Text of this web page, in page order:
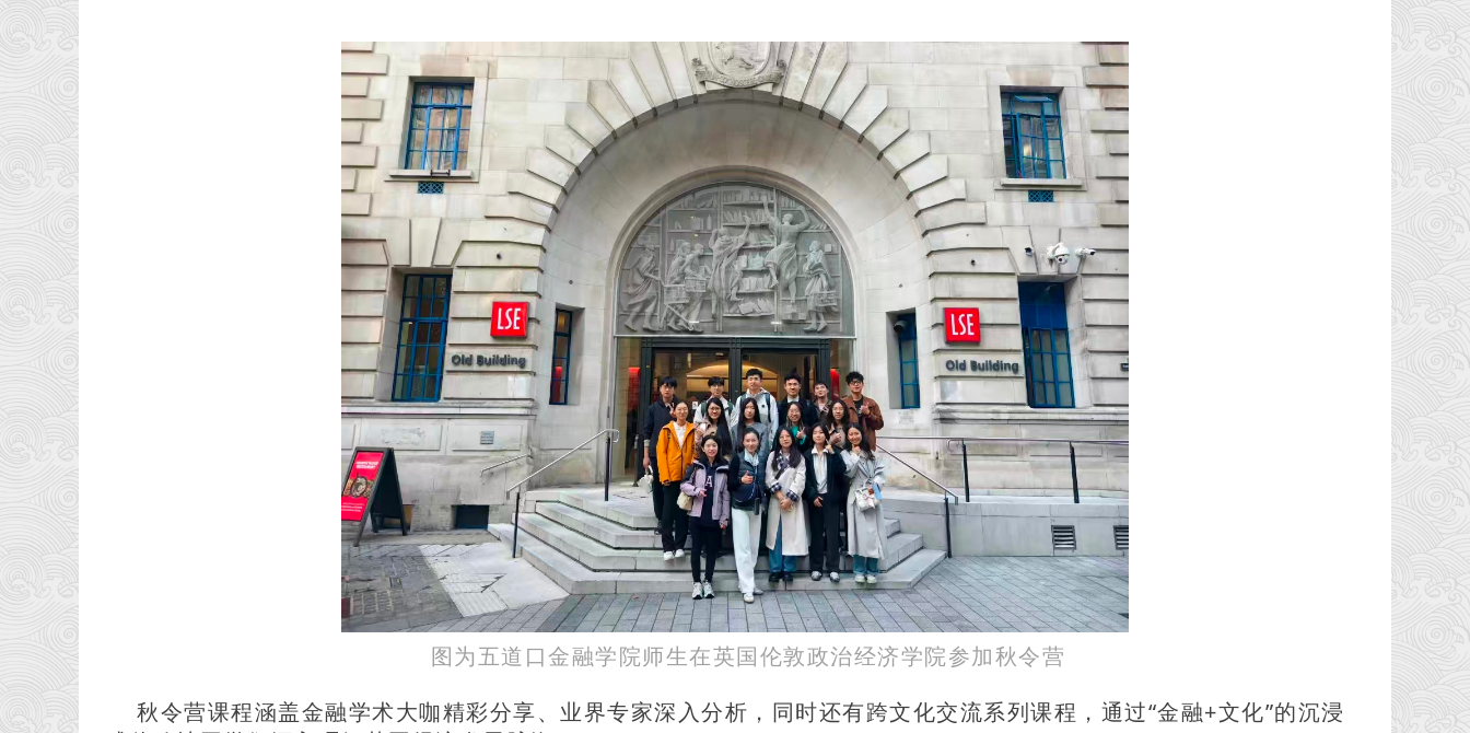
图为五道口金融学院师生在英国伦敦政治经济学院参加秋令营
秋令营课程涵盖金融学术大咖精彩分享、业界专家深入分析，同时还有跨文化交流系列课程，通过“金融+文化”的沉浸